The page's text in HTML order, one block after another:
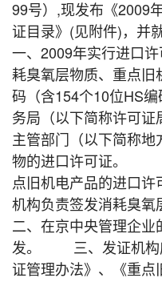
99号）,现发布《2009
证目录》(见附件)，
一、2009年实行进口
耗臭氧层物质、重点
码（含154个10位HS
务局（以下简称许可
主管部门（以下简称
物的进口许可证。
点旧机电产品的进口
机构负责签发消耗臭
二、在京中央管理企
发。 三、发证机构
证管理办法》、《重点